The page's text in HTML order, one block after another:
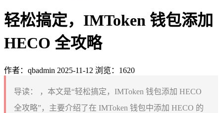
轻松搞定，IMToken 钱包添加
HECO 全攻略
作者：qbadmin 2025-11-12 浏览：1620
导读：
，本文是“轻松搞定，IMToken 钱包添加 HECO
全攻略”，主要介绍了在 IMToken 钱包中添加 HECO 的